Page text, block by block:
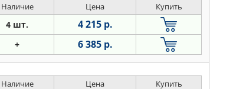
Наличие Цена Купить
4 шт. 4 215 р.
+ 6 385 р.
Наличие Цена Купить